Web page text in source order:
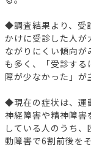
◆調査結果より、受
かけに受診した人が
ながりにくい傾向
も多く、「受診す
障が少なかった」が
◆現在の症状は、運
神経障害や精神障
している人のうち
動障害で6割前後を